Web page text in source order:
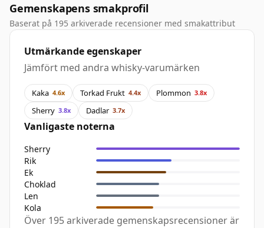
Gemenskapens smakprofil
Baserat på 195 arkiverade recensioner med smakattribut
Utmärkande egenskaper
Jämfört med andra whisky-varumärken
Kaka 4.6x Torkad Frukt 4.4x Plommon 3.8x
Sherry 3.8x Dadlar 3.7x
Vanligaste noterna
Sherry
Rik
Ek
Choklad
Len
Kola
Över 195 arkiverade gemenskapsrecensioner är